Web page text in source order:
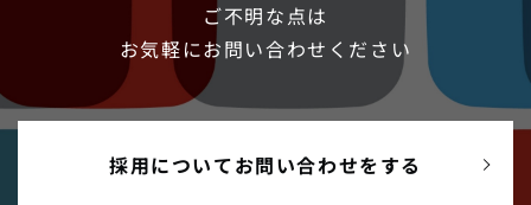
ご不明な点は
お気軽にお問い合わせください
採用についてお問い合わせをする